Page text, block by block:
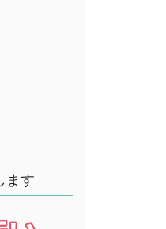
ます